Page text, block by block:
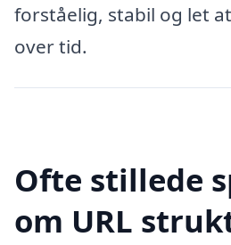
forståelig, stabil og let
over tid.
Ofte stillede
om URL